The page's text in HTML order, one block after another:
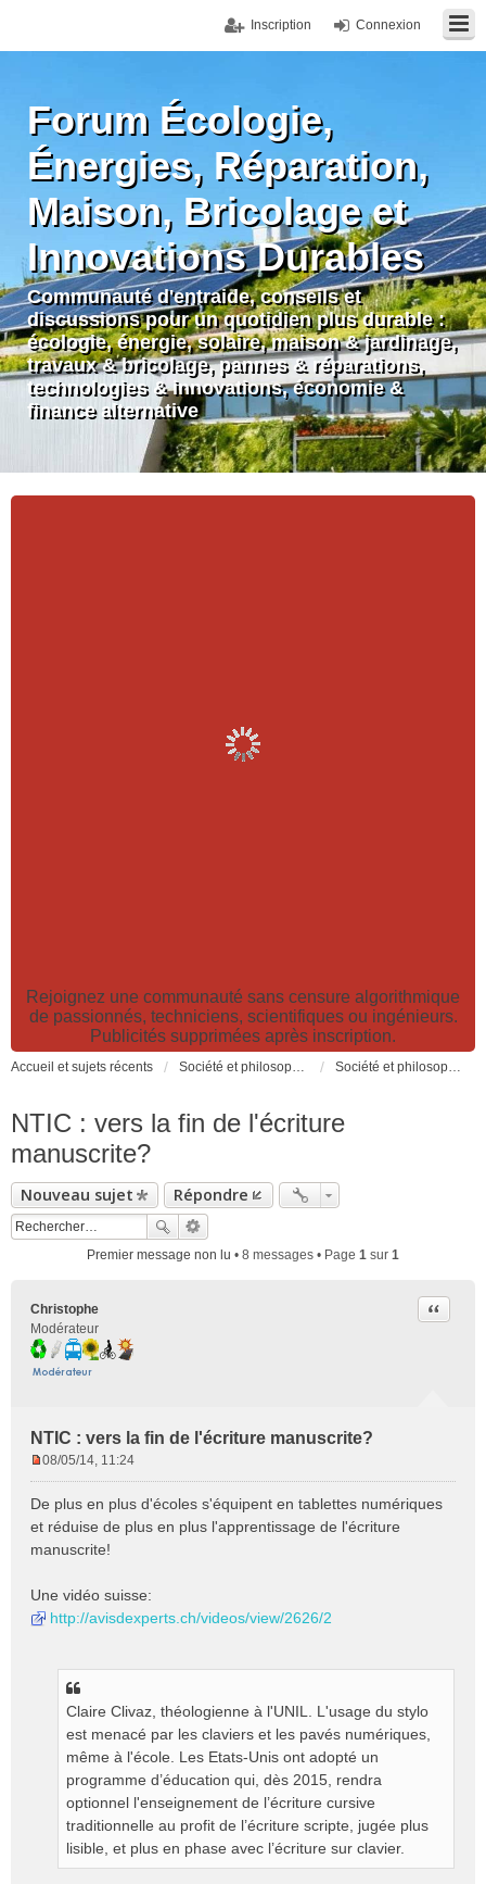
Connexion
Inscription
Forum Écologie,
Énergies, Réparation,
Maison, Bricolage et
Innovations Durables
Communauté d'entraide, conseils et
discussions pour un quotidien plus durable :
écologie, énergie, solaire, maison & jardinage,
travaux & bricolage, pannes & réparations,
technologies & innovations, économie &
finance alternative
Rejoignez une communauté sans censure algorithmique
de passionnés, techniciens, scientifiques ou ingénieurs.
Publicités supprimées après inscription.
Accueil et sujets récents Société et philosophie. Sciences et technologies. Santé et prévention. Société et philosophie
NTIC : vers la fin de l'écriture
manuscrite?
Nouveau sujet Répondre
Premier message non lu • 8 messages • Page 1 sur 1
Christophe
Modérateur
NTIC : vers la fin de l'écriture manuscrite?
Citer
s
s
a
e
n
08/05/14, 11:24
De plus en plus d'écoles s'équipent en tablettes numériques
et réduise de plus en plus l'apprentissage de l'écriture
manuscrite!
Une vidéo suisse:
http://avisdexperts.ch/videos/view/2626/2
Claire Clivaz, théologienne à l'UNIL. L'usage du stylo
est menacé par les claviers et les pavés numériques,
même à l'école. Les Etats-Unis ont adopté un
programme d’éducation qui, dès 2015, rendra
optionnel l'enseignement de l’écriture cursive
traditionnelle au profit de l’écriture scripte, jugée plus
lisible, et plus en phase avec l’écriture sur clavier.